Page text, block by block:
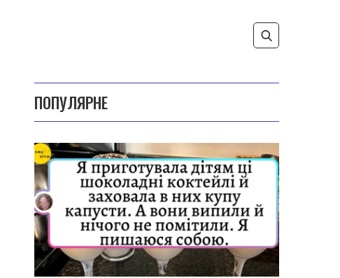
ПОПУЛЯРНЕ